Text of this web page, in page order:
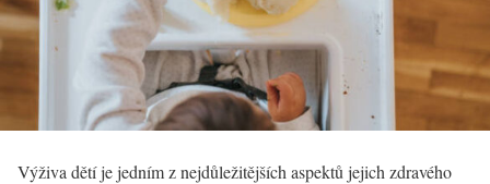
Výživa dětí je jedním z nejdůležitějších aspektů jejich zdravého